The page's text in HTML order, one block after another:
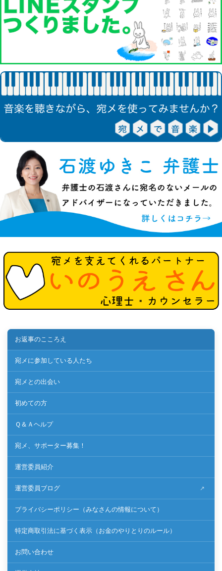
お返事のこころえ
宛メに参加している人たち
宛メとの出会い
初めての方
Ｑ＆Ａヘルプ
宛メ、サポーター募集！
運営委員紹介
運営委員ブログ
プライバシーポリシー（みなさんの情報について）
特定商取引法に基づく表示（お金のやりとりのルール）
お問い合わせ